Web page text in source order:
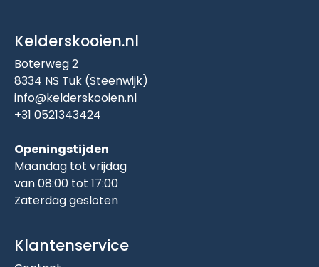
Kelderskooien.nl
Boterweg 2
8334 NS Tuk (Steenwijk)
info@kelderskooien.nl
+31 0521343424
Openingstijden
Maandag tot vrijdag
van 08:00 tot 17:00
Zaterdag gesloten
Klantenservice